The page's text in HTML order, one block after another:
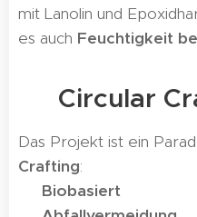
mit Lanolin und
es auch Feuchtigkeit
🌱 Circular
Das Projekt ist ein
Crafting:
Biobasiert